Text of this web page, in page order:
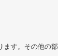
ます。その他の部